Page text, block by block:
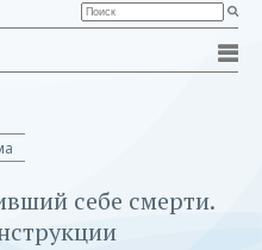
себе смерти.